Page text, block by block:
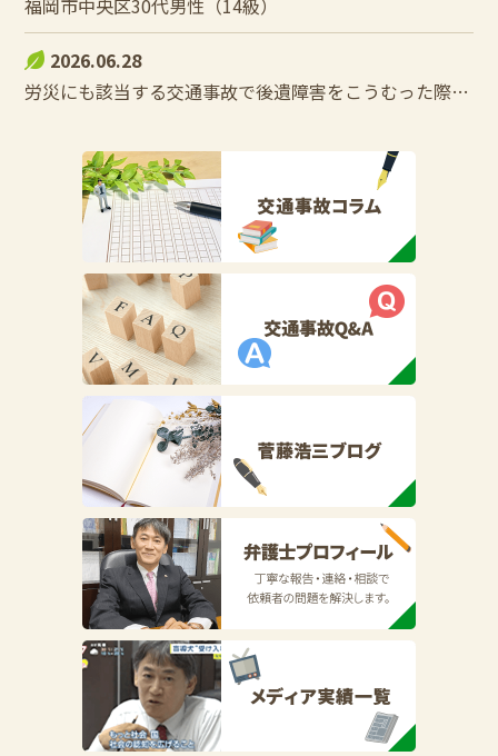
福岡市中央区30代男性（14級）
2026.06.28
労災にも該当する交通事故で後遺障害をこうむった際の控除調整とは？